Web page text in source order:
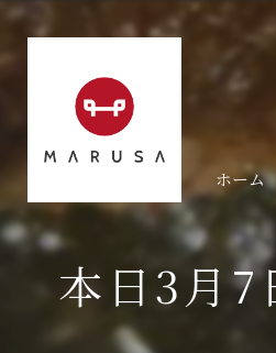
ホーム
本日3月7